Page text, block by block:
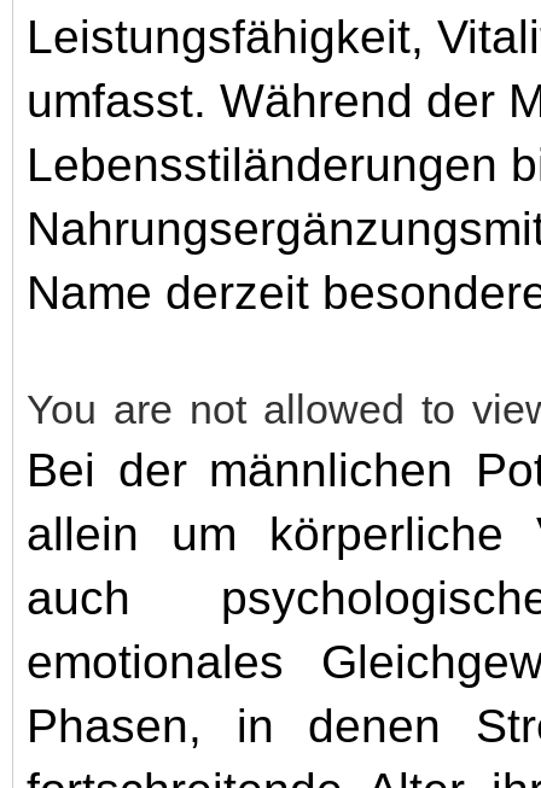
Leistungsfähigkeit,
umfasst. Während der
Lebensstiländerungen
Name derzeit
You are not allowed to
Bei der männlichen
allein um körperliche
auch
emotionales
Phasen, in denen